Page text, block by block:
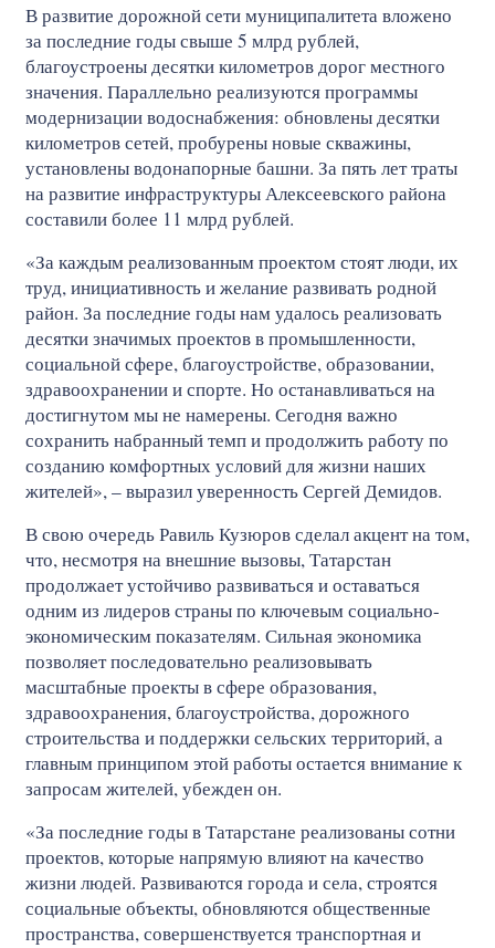
В развитие дорожной сети муниципалитета вложено
за последние годы свыше 5 млрд рублей,
благоустроены десятки километров дорог местного
значения. Параллельно реализуются программы
модернизации водоснабжения: обновлены десятки
километров сетей, пробурены новые скважины,
установлены водонапорные башни. За пять лет траты
на развитие инфраструктуры Алексеевского района
составили более 11 млрд рублей.
«За каждым реализованным проектом стоят люди, их
труд, инициативность и желание развивать родной
район. За последние годы нам удалось реализовать
десятки значимых проектов в промышленности,
социальной сфере, благоустройстве, образовании,
здравоохранении и спорте. Но останавливаться на
достигнутом мы не намерены. Сегодня важно
сохранить набранный темп и продолжить работу по
созданию комфортных условий для жизни наших
жителей», – выразил уверенность Сергей Демидов.
В свою очередь Равиль Кузюров сделал акцент на том,
что, несмотря на внешние вызовы, Татарстан
продолжает устойчиво развиваться и оставаться
одним из лидеров страны по ключевым социально-
экономическим показателям. Сильная экономика
позволяет последовательно реализовывать
масштабные проекты в сфере образования,
здравоохранения, благоустройства, дорожного
строительства и поддержки сельских территорий, а
главным принципом этой работы остается внимание к
запросам жителей, убежден он.
«За последние годы в Татарстане реализованы сотни
проектов, которые напрямую влияют на качество
жизни людей. Развиваются города и села, строятся
социальные объекты, обновляются общественные
пространства, совершенствуется транспортная и